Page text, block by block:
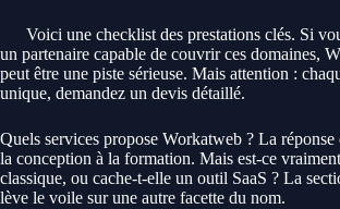
Voici une checklist des prestations clés. Si
un partenaire capable de couvrir ces domaines,
peut être une piste sérieuse. Mais attention :
unique, demandez un devis détaillé.
Quels services propose Workatweb ? La réponse
la conception à la formation. Mais est-ce
classique, ou cache-t-elle un outil SaaS ? La
lève le voile sur une autre facette du nom.